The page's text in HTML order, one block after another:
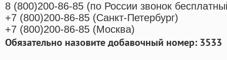
8 (800)200-86-85 (по России звонок
+7 (800)200-86-85 (Санкт-Петербург)
+7 (800)200-86-85 (Москва)
Обязательно назовите добавочный номер: 3533